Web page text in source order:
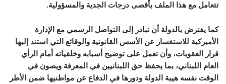
تتعامل مع هذا الملف بأقصى درجات الجدية والمسؤولية.
كما يفترض بالدولة أن تبادر إلى التواصل الرسمي مع الإدارة
الأميركية للاستفسار عن الأسس القانونية والوقائع التي استند إليها
قرار العقوبات، وأن تعمل على توضيح أسبابه وخلفياته أمام الرأي
العام اللبناني، بما يحفظ حق اللبنانيين في المعرفة ويصون في
الوقت نفسه هيبة الدولة ودورها في الدفاع عن مواطنيها ضمن الأطر